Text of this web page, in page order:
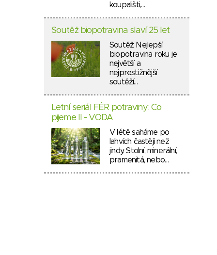
koupališti,…
Soutěž biopotravina slaví 25 let
Soutěž Nejlepší
biopotravina roku je
největší a
nejprestižnější
soutěží…
Letní seriál FÉR potraviny: Co
pijeme II - VODA
V létě saháme po
lahvích častěji než
jindy. Stolní, minerální,
pramenitá, nebo…